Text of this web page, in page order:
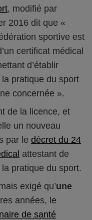
, modifié par
2016 dit que «
sportive est
certificat médical
d’établir
la pratique du sport
concernée ».
de la licence, et
un nouveau
par le décret du 24
attestant de
la pratique du sport.
exigé qu’une
années, le
de santé